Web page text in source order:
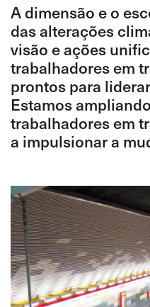
A dimensão e o
das alterações
visão e ações
trabalhadores em
prontos para
Estamos
trabalhadores em
a impulsionar a